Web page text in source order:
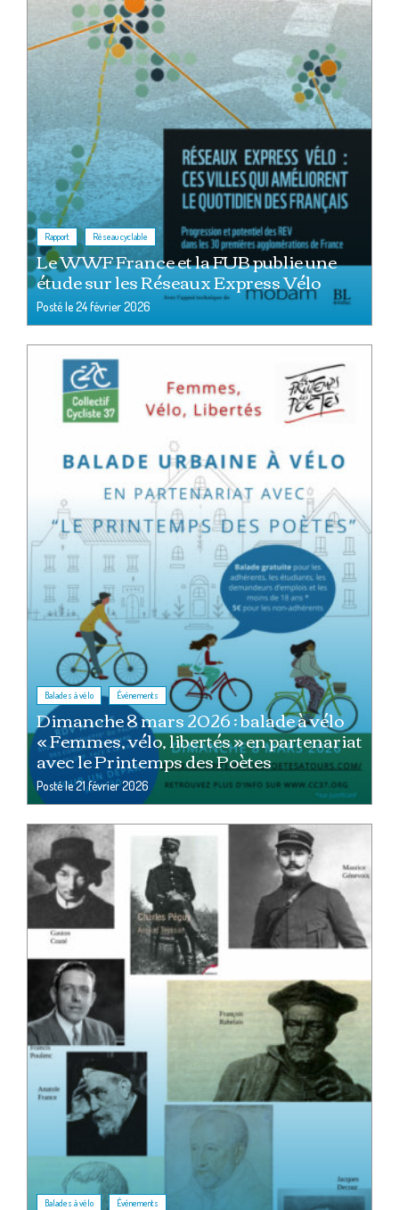
Rapport , Réseau cyclable
Le WWF France et la FUB publie une
étude sur les Réseaux Express Vélo
Posté le24 février 2026
Balades à vélo , Événements
Dimanche 8 mars 2026 : balade à vélo
« Femmes, vélo, libertés » en partenariat
avec le Printemps des Poètes
Posté le21 février 2026
Balades à vélo Événements